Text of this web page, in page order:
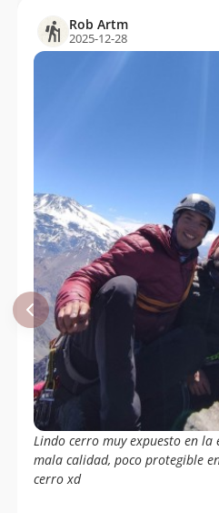
02/03/52
Sergio
Rob Artm
2025-12-28
Lindo cerro muy expuesto en la
mala calidad, poco protegible
cerro xd